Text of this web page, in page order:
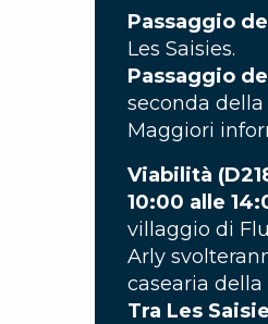
Passaggio
Les Saisies.
Passaggio
seconda
Maggiori
Viabilità
10:00 alle
villaggio di
Arly
casearia della
Tra Les